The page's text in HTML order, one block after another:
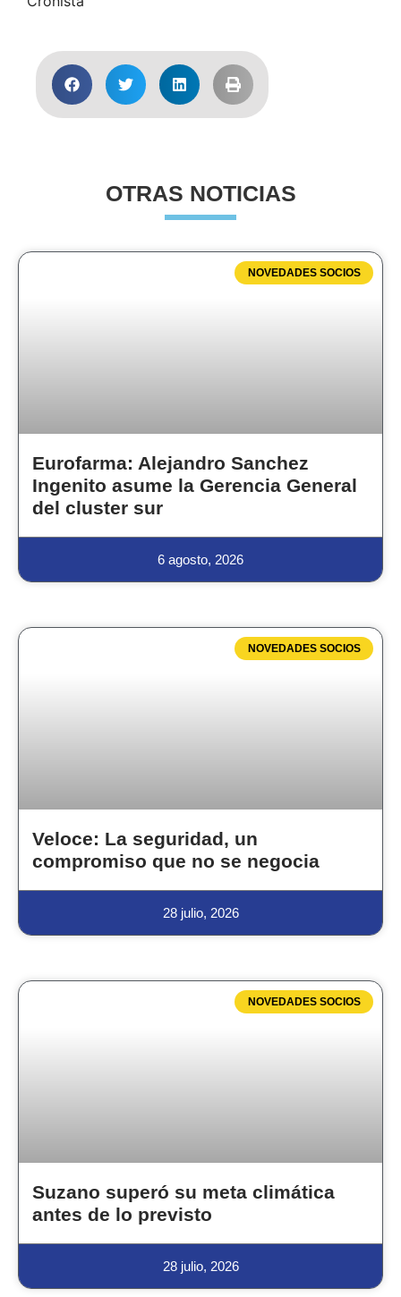
OTRAS NOTICIAS
NOVEDADES SOCIOS
Eurofarma: Alejandro Sanchez
Ingenito asume la Gerencia General
del cluster sur
6 agosto, 2026
NOVEDADES SOCIOS
Veloce: La seguridad, un
compromiso que no se negocia
28 julio, 2026
NOVEDADES SOCIOS
Suzano superó su meta climática
antes de lo previsto
28 julio, 2026